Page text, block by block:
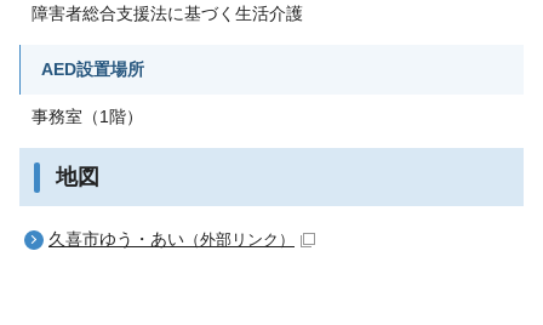
障害者総合支援法に基づく生活介護
AED設置場所
事務室（1階）
地図
久喜市ゆう・あい （外部リンク）